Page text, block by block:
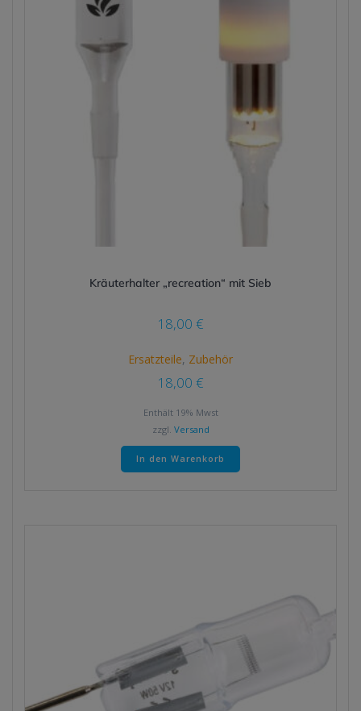
Kräuterhalter „recreation“ mit Sieb
18,00 €
Ersatzteile, Zubehör
18,00 €
Enthält 19% Mwst
zzgl. Versand
In den Warenkorb